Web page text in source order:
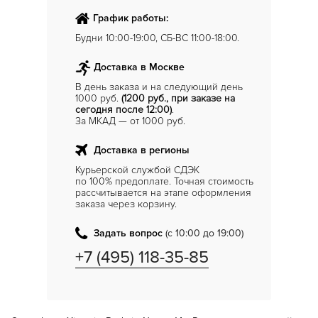
График работы:
Будни 10:00-19:00, СБ-ВС 11:00-18:00.
Доставка в Москве
В день заказа и на следующий день
1000 руб. (1200 руб., при заказе на
сегодня после 12:00).
За МКАД — от 1000 руб.
Доставка в регионы
Курьерской службой СДЭК
по 100% предоплате. Точная стоимость
рассчитывается на этапе оформления
заказа через корзину.
Задать вопрос (с 10:00 до 19:00)
+7 (495) 118-35-85